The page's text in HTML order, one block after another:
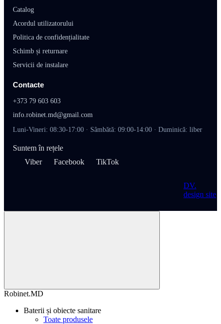
Catalog
Acordul utilizatorului
Politica de confidențialitate
Schimb și returnare
Servicii de instalare
Contacte
+373 79 603 603
info.robinet.md@gmail.com
Luni-Vineri: 08:30-17:00 · Sâmbătă: 09:00-14:00 · Duminică: liber
Suntem în rețele
Viber
Facebook TikTok
DV.
design site
Robinet.MD
Baterii și obiecte sanitare
Toate produsele